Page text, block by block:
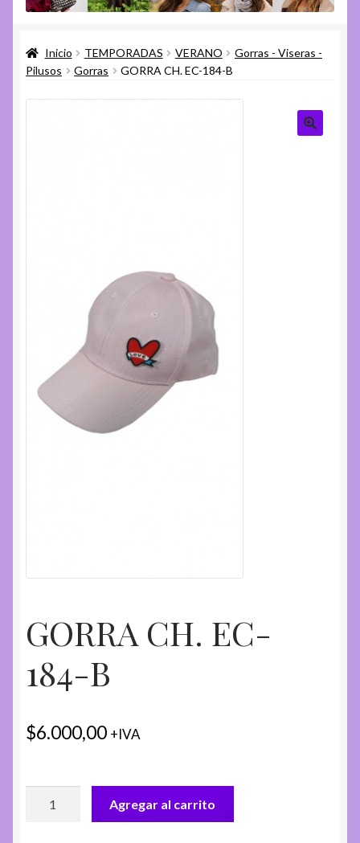
menú
menú
Ayuda
hijo
Inicio TEMPORADAS VERANO
Gorras - Viseras -
Pilusos
Gorras GORRA CH. EC-184-B
GORRA CH. EC-
184-B
$6.000,00 +IVA
Agregar al carrito